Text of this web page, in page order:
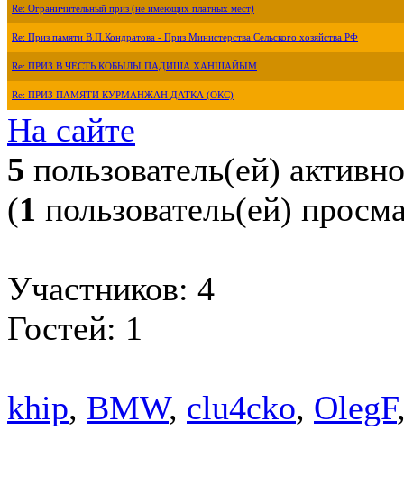
Re: Ограничительный приз (не имеющих платных мест)
Re: Приз памяти В.П.Кондратова - Приз Министерства Сельского хозяйства РФ
Re: ПРИЗ В ЧЕСТЬ КОБЫЛЫ ПАДИША ХАНШАЙЫМ
Re: ПРИЗ ПАМЯТИ КУРМАНЖАН ДАТКА (ОКС)
На сайте
5 пользователь(ей) активно
(1 пользователь(ей)
Участников: 4
Гостей: 1
khip, BMW, clu4cko, OlegF